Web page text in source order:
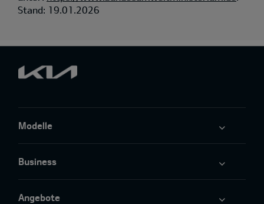
Stand: 19.01.2026
Modelle
Business
Angebote